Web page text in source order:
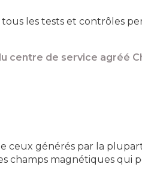
tous les tests et contrôles
centre de service agréé
ceux générés par la
champs magnétiques